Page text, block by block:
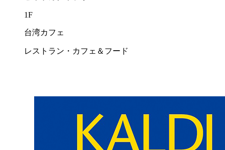
1F
台湾カフェ
レストラン・カフェ＆フード